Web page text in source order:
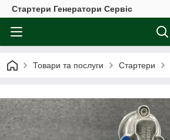
Стартери Генератори Сервіс
Товари та послуги Стартери